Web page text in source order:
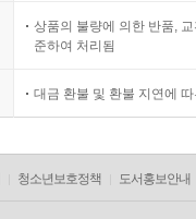
상품의 불량에 의한 반품,
준하여 처리됨
대금 환불 및 환불 지연에
청소년보호정책 도서홍보안내